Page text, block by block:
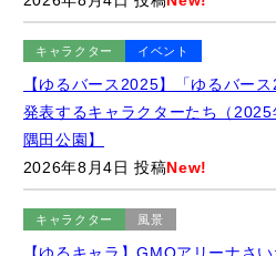
【ゆるバース2025】「ゆるバース
発表するキャラクターたち（2025
隅田公園】
2026年8月4日 投稿New!
キャラクター
【ゆるキャラ】GMOアリーナさ
リーナ）のキャラクター「たまー
（2026年8月撮影）【埼玉県さい